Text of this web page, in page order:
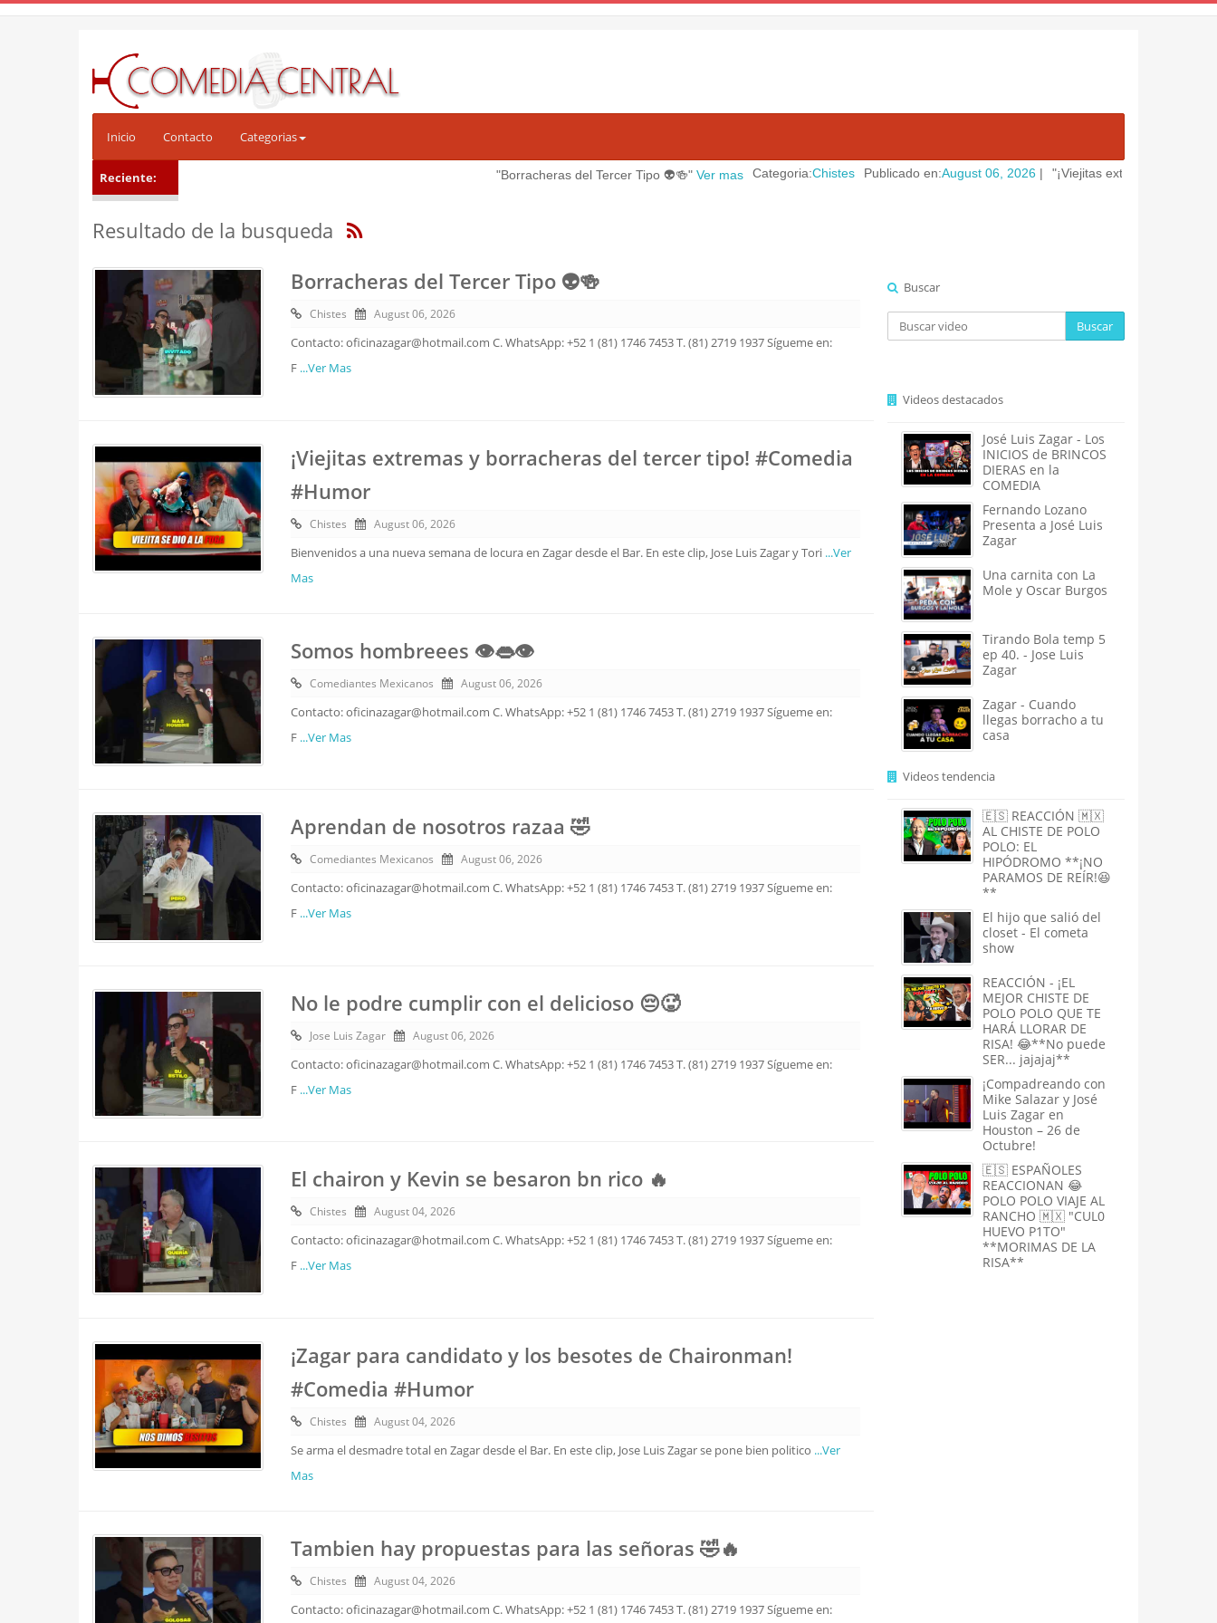
Inicio Contacto Categorias
Reciente: "Borracheras del Tercer Tipo 👽🍻" Ver mas Categoria:Chistes Publicado en:August 06, 2026| "¡Viejitas extremas y borracheras
Resultado de la busqueda
Borracheras del Tercer Tipo 👽🍻
Chistes August 06, 2026
Contacto: oficinazagar@hotmail.com C. WhatsApp: +52 1 (81) 1746 7453 T. (81) 2719 1937 Sígueme en:
F ...Ver Mas
¡Viejitas extremas y borracheras del tercer tipo! #Comedia
#Humor
Chistes August 06, 2026
Bienvenidos a una nueva semana de locura en Zagar desde el Bar. En este clip, Jose Luis Zagar y Tori ...Ver
Mas
Somos hombreees 👁️👄👁️
Comediantes Mexicanos August 06, 2026
Contacto: oficinazagar@hotmail.com C. WhatsApp: +52 1 (81) 1746 7453 T. (81) 2719 1937 Sígueme en:
F ...Ver Mas
Aprendan de nosotros razaa 🤣
Comediantes Mexicanos August 06, 2026
Contacto: oficinazagar@hotmail.com C. WhatsApp: +52 1 (81) 1746 7453 T. (81) 2719 1937 Sígueme en:
F ...Ver Mas
No le podre cumplir con el delicioso 😔🥵
Jose Luis Zagar August 06, 2026
Contacto: oficinazagar@hotmail.com C. WhatsApp: +52 1 (81) 1746 7453 T. (81) 2719 1937 Sígueme en:
F ...Ver Mas
El chairon y Kevin se besaron bn rico 🔥
Chistes August 04, 2026
Contacto: oficinazagar@hotmail.com C. WhatsApp: +52 1 (81) 1746 7453 T. (81) 2719 1937 Sígueme en:
F ...Ver Mas
¡Zagar para candidato y los besotes de Chaironman!
#Comedia #Humor
Chistes August 04, 2026
Se arma el desmadre total en Zagar desde el Bar. En este clip, Jose Luis Zagar se pone bien politico ...Ver
Mas
Tambien hay propuestas para las señoras 🤣🔥
Chistes August 04, 2026
Contacto: oficinazagar@hotmail.com C. WhatsApp: +52 1 (81) 1746 7453 T. (81) 2719 1937 Sígueme en:
Buscar
Buscar
Videos destacados
José Luis Zagar - Los
INICIOS de BRINCOS
DIERAS en la
COMEDIA
Fernando Lozano
Presenta a José Luis
Zagar
Una carnita con La
Mole y Oscar Burgos
Tirando Bola temp 5
ep 40. - Jose Luis
Zagar
Zagar - Cuando
llegas borracho a tu
casa
Videos tendencia
🇪🇸 REACCIÓN 🇲🇽
AL CHISTE DE POLO
POLO: EL
HIPÓDROMO **¡NO
PARAMOS DE REÍR!😆
**
El hijo que salió del
closet - El cometa
show
REACCIÓN - ¡EL
MEJOR CHISTE DE
POLO POLO QUE TE
HARÁ LLORAR DE
RISA! 😂**No puede
SER... jajajaj**
¡Compadreando con
Mike Salazar y José
Luis Zagar en
Houston – 26 de
Octubre!
🇪🇸 ESPAÑOLES
REACCIONAN 😂
POLO POLO VIAJE AL
RANCHO 🇲🇽 "CUL0
HUEVO P1TO"
**MORIMAS DE LA
RISA**